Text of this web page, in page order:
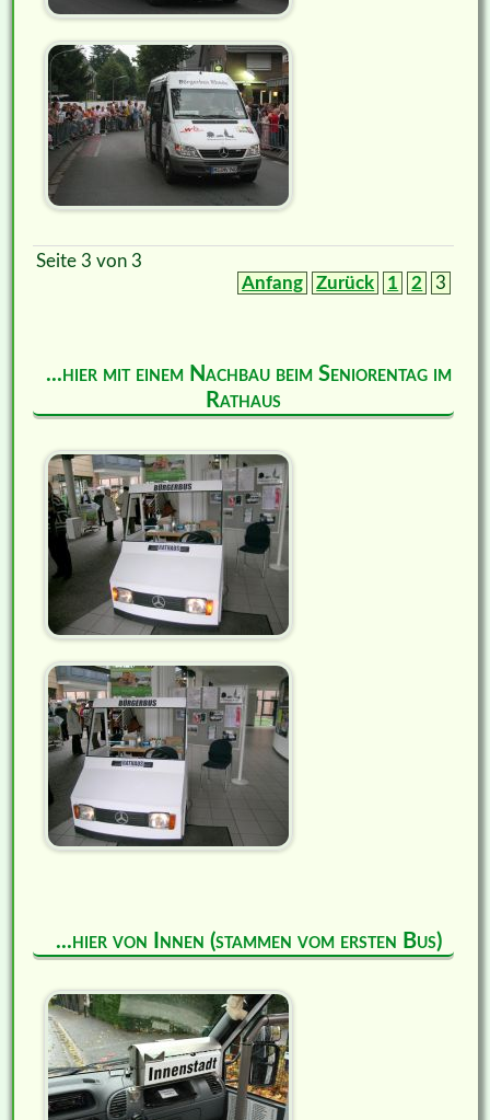
Seite 3 von 3
Anfang
Zurück 1 2 3
...hier mit einem Nachbau beim Seniorentag im
Rathaus
...hier von Innen (stammen vom ersten Bus)